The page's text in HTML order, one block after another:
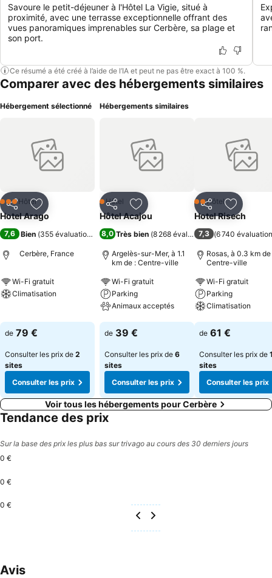
Savoure le petit-déjeuner à l'Hôtel La Vigie, situé à
proximité, avec une terrasse exceptionnelle offrant des
vues panoramiques imprenables sur Cerbère, sa plage et
son port.
Ce résumé a été créé à l’aide de l’IA et peut ne pas être exact à 100 %.
Comparer avec des hébergements similaires
Hébergement sélectionné
PartagerAjouter à mes favoris
3 ÉtoilesHôtel
Hotel Arago
7,6 Bien (355 évaluations
Cerbère, France
Wi-Fi gratuit
Climatisation
de 79 €
Consulter les prix de 2
sites
Consulter les prix
Hébergements similaires
PartagerAjouter à mes favoris
1 Étoiles
Hôtel
Hôtel Acajou
8,0 Très bien (8 268 évaluations )
Argelès-sur-Mer, à 1.1
km de : Centre-ville
Wi-Fi gratuit
Parking
Animaux acceptés
Consulter les prix
de 39 €
Consulter les prix de 6
sites
Consulter les prix
PartagerAjouter
2 Étoiles
Hôtel
Hotel Risech
7,3 (6 740
Rosas, à 0.3 km de
Centre-ville
Wi-Fi gratuit
Parking
Climatisation
Consulter les
de 61 €
Consulter les prix de
sites
Consulter les prix
Voir tous les hébergements pour Cerbère
Tendance des prix
Sur la base des prix les plus bas sur trivago au cours des 30 derniers jours
0 €
0 €
0 €
Avis